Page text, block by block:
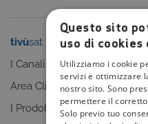
tivùsat
I Canali
Area Clienti
I Prodotti
Questo sito
uso di
Utilizziamo i cookie
servizi e ottimizzare
nostro sito. Sono
permettere il
Solo previo tuo